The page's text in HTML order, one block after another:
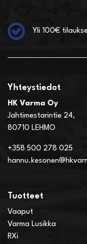
Yli 100€
Yhteystiedot
HK Varma Oy
Jahtimestarintie 24,
80710 LEHMO
+358 500 278 025
Tuotteet
Vaaput
Varma Lusikka
RXi